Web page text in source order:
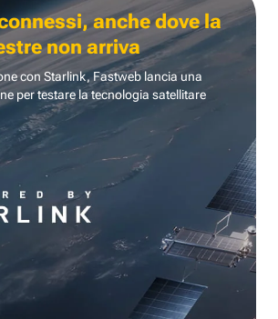
anche dove la
non arriva
con Starlink, Fastweb lancia una
per testare la tecnologia satellitare